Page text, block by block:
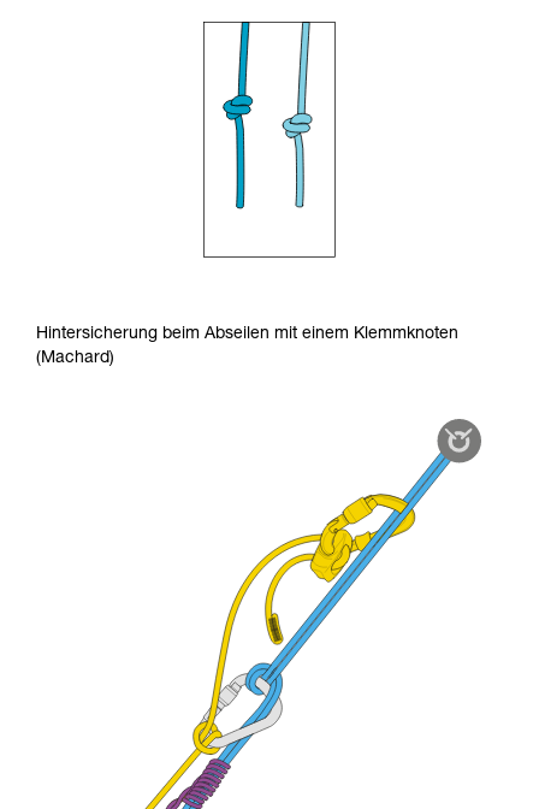
Hintersicherung beim Abseilen mit einem Klemmknoten
(Machard)